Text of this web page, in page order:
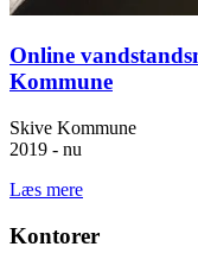
Online
Kommune
Skive Kommune
2019 - nu
Læs mere
Kontorer